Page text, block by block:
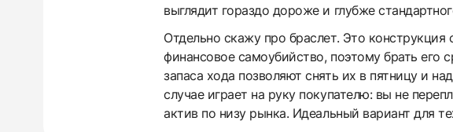
выглядит гораздо дороже и глубже
Отдельно скажу про браслет. Это
финансовое самоубийство, поэтому брать его
запаса хода позволяют снять их в пятницу и
случае играет на руку покупателю: вы не
актив по низу рынка. Идеальный вариант для